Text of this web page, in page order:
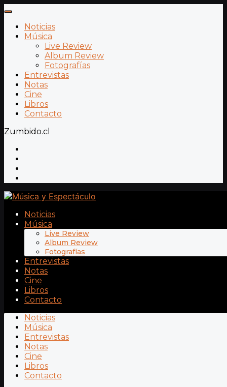
Noticias
Música
Live Review
Album Review
Fotografías
Entrevistas
Notas
Cine
Libros
Contacto
Zumbido.cl
Noticias
Música
Live Review
Album Review
Fotografías
Entrevistas
Notas
Cine
Libros
Contacto
Noticias
Música
Entrevistas
Notas
Cine
Libros
Contacto